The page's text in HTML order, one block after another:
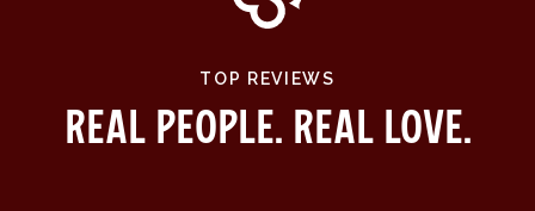
TOP REVIEWS
Real People. Real Love.